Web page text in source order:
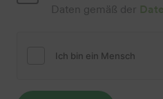
Daten gemäß der